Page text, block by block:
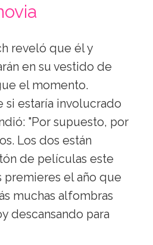
reveló que él y
en su vestido de
el momento.
si estaría involucrado
"Por supuesto, por
Los dos están
de películas este
premieres el año que
muchas alfombras
descansando para